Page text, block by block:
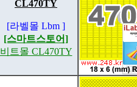
CL470TY
[라벨몰 Lbm ]
[스마트스토어]
비트몰 CL470TY